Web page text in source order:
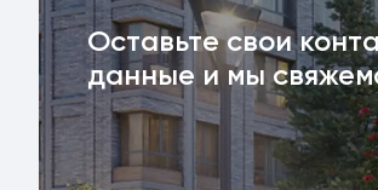
Оставьте свои
данные и мы